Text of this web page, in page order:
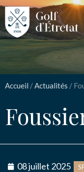
Accueil /Actualités /
08 juillet 2025
CLUB
CLUB HOUSE
PARCOURS
INSCRIPTION